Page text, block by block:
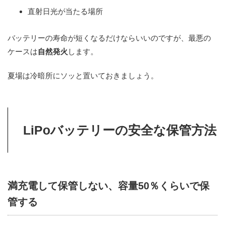
直射日光が当たる場所
バッテリーの寿命が短くなるだけならいいのですが、最悪の
ケースは自然発火 します。
夏場は冷暗所にソッと置いておきましょう。
LiPoバッテリーの安全な保管方法
満充電して保管しない、容量50％くらいで保
管する